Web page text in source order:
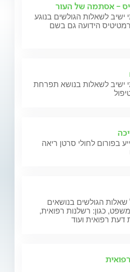
- אסתמה של העור
ישיב לשאלות הגולשים בנוגע
הידועה גם בשם
ישיב לשאלות בנושא תפרחת
בפורום לחולי סרטן ריאה
שאלות הגולשים בנושאים
כגון: רשלנות רפואית,
דעת רפואית ועוד